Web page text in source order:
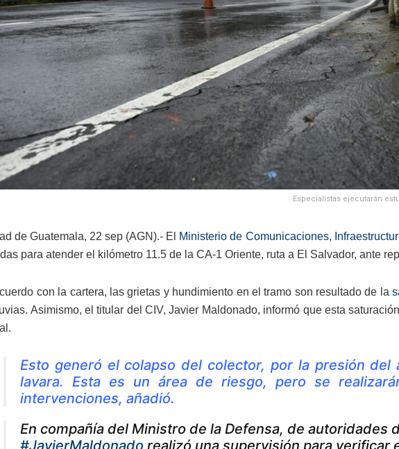
Especialistas ejecutarán
de Guatemala, 22 sep (AGN).- El Ministerio de Comunicaciones,
para atender el kilómetro 11.5 de la CA-1 Oriente, ruta a El Salvador, ante
con la cartera, las grietas y hundimiento en el tramo son resultado de la
Asimismo, el titular del CIV, Javier Maldonado, informó que esta
Esto generó el colapso del colector, por la presión
lavara. Esta es un área de riesgo, pero se
intervenciones, añadió.
En compañía del Ministro de la Defensa, de autoridades
#JavierMaldonado realizó una supervisión para verificar